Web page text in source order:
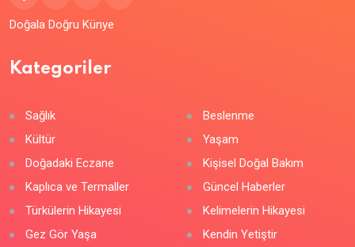
Doğala Doğru Künye
Kategoriler
Sağlık
Beslenme
Kültür
Yaşam
Doğadaki Eczane
Kişisel Doğal Bakım
Kaplıca ve Termaller
Güncel Haberler
Türkülerin Hikayesi
Kelimelerin Hikayesi
Gez Gör Yaşa
Kendin Yetiştir